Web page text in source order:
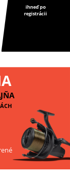
ihneď po
registrácii